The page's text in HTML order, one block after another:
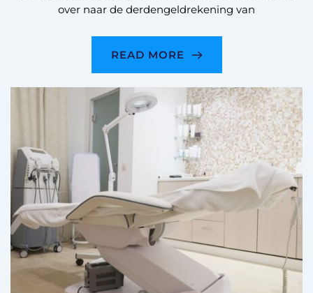
over naar de derdengeldrekening van
READ MORE